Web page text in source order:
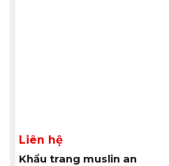
Liên hệ
Khẩu trang muslin an